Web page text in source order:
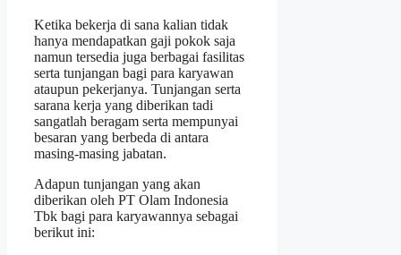
Ketika bekerja di sana kalian tidak
hanya mendapatkan gaji pokok saja
namun tersedia juga berbagai fasilitas
serta tunjangan bagi para karyawan
ataupun pekerjanya. Tunjangan serta
sarana kerja yang diberikan tadi
sangatlah beragam serta mempunyai
besaran yang berbeda di antara
masing-masing jabatan.
Adapun tunjangan yang akan
diberikan oleh PT Olam Indonesia
Tbk bagi para karyawannya sebagai
berikut ini: